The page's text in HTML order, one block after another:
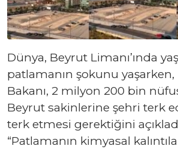
Dünya, Beyrut Limanı’ında
patlamanın şokunu yaşarken,
Bakanı, 2 milyon 200 bin
Beyrut sakinlerine şehri terk
terk etmesi gerektiğini
“Patlamanın kimyasal